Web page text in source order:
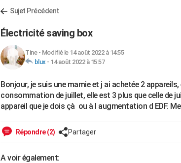
Sujet Précédent
Électricité saving box
Tine- Modifié le 14 août 2022 à 14:55
blux - 14 août 2022 à 15:57
Bonjour, je suis une mamie et j ai achetée 2
consommation de juillet, elle est 3 plus que celle de
appareil que je dois çà ou à l augmentation d EDF.
Répondre (2) Partager
A voir également: